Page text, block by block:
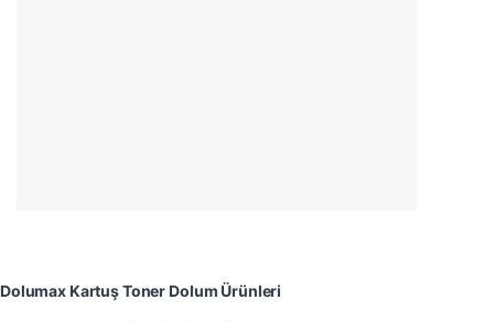
Dolumax Kartuş Toner Dolum Ürünleri